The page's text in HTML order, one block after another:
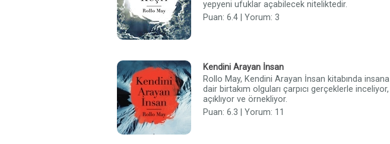
yepyeni ufuklar açabilecek niteliktedir.
Puan: 6.4 | Yorum: 3
Kendini Arayan İnsan
Rollo May, Kendini Arayan İnsan kitabında insana
dair birtakım olguları çarpıcı gerçeklerle inceliyor,
açıklıyor ve örnekliyor.
Puan: 6.3 | Yorum: 11